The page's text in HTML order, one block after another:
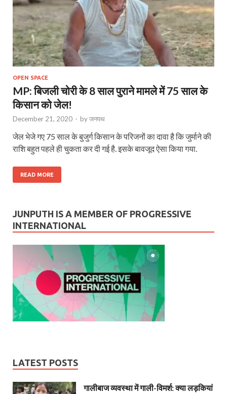
OPEN SPACE
MP: बिजली चोरी के 8 साल पुराने मामले में 75 साल के
किसान को जेल!
December 21, 2020 - byजनपथ
जेल भेजे गए 75 साल के बुजुर्ग किसान के परिजनों का दावा है कि जुर्माने की
राशि बहुत पहले ही चुकता कर दी गई है. इसके बावजूद ऐसा किया गया.
READ MORE
JUNPUTH IS A MEMBER OF PROGRESSIVE
INTERNATIONAL
LATEST POSTS
गालीबाज व्‍यवस्‍था में गाली-विमर्श: क्या लड़कियां